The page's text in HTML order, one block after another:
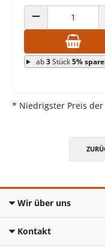
ANZAHL
ab3Stück5%
* Niedrigster Preis der
Wir über uns
Kontakt